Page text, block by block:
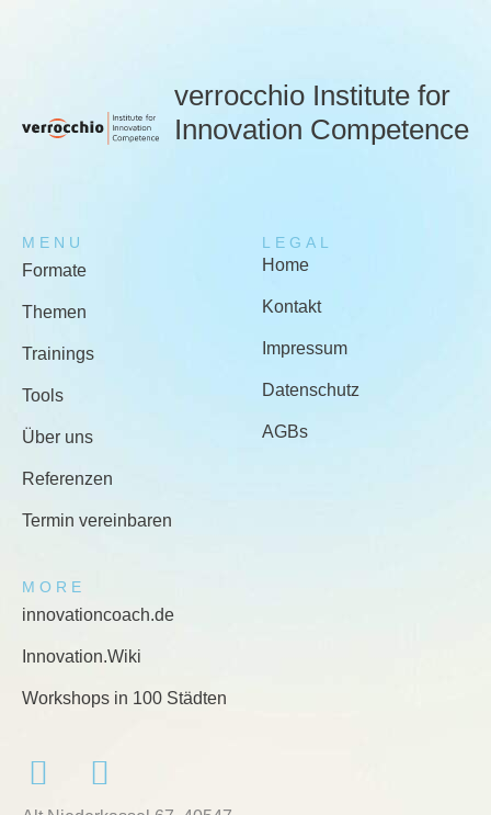
verrocchio Institute for
Innovation Competence
MENU
Formate
Themen
Trainings
Tools
Über uns
Referenzen
Termin vereinbaren
LEGAL
Home
Kontakt
Impressum
Datenschutz
AGBs
MORE
innovationcoach.de
Innovation.Wiki
Workshops in 100 Städten